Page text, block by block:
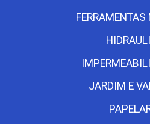
JARDIM E